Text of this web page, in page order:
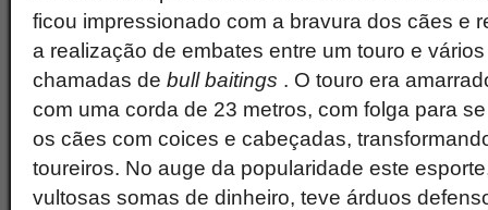
ficou impressionado com a bravura dos cães e
a realização de embates entre um touro e
chamadas de bull baitings . O touro era
com uma corda de 23 metros, com folga para
os cães com coices e cabeçadas,
toureiros. No auge da popularidade este
vultosas somas de dinheiro, teve árduos